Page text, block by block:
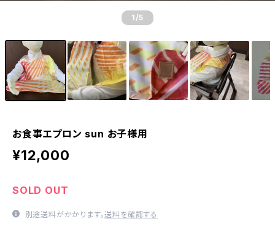
1 /5
お食事エプロン sun お子様用
¥12,000
SOLD OUT
別途送料がかかります。送料を確認する